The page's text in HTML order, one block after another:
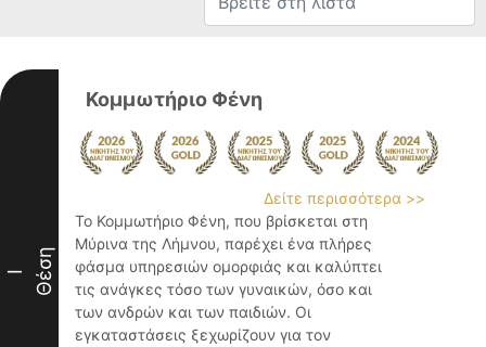
I Θέση
Κομμωτήριο Φένη
Δείτε περισσότερα >>
Το Κομμωτήριο Φένη, που βρίσκεται στη
Μύρινα της Λήμνου, παρέχει ένα πλήρες
φάσμα υπηρεσιών ομορφιάς και καλύπτει
τις ανάγκες τόσο των γυναικών, όσο και
των ανδρών και των παιδιών. Οι
εγκαταστάσεις ξεχωρίζουν για τον